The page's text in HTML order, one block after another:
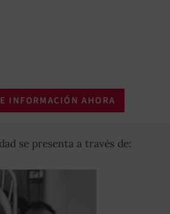
INFORMACIÓN AHORA
se presenta a través de: